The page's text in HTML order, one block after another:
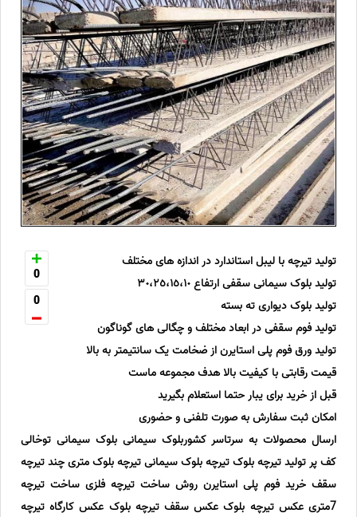
0
0
تولید تیرچه با لیبل استاندارد در اندازه های مختلف
تولید بلوک سیمانی سقفی ارتفاع ٣٠،٢٥،١٥،١٠
تولید بلوک دیواری ته بسته
تولید فوم سقفی در ابعاد مختلف و چگالی های گوناگون
تولید ورق فوم پلی استایرن از ضخامت یک سانتیمتر به بالا
قیمت رقابتی با کیفیت بالا هدف مجموعه ماست
قبل از خرید برای یبار حتما استعلام بگیرید
امکان ثبت سفارش به صورت تلفنی و حضوری
ارسال محصولات به سرتاسر کشوربلوک سیمانی بلوک سیمانی توخالی
کف پر تولید تیرچه بلوک تیرچه بلوک سیمانی تیرچه بلوک متری چند تیرچه
سقف خرید فوم پلی استایرن روش ساخت تیرچه فلزی ساخت تیرچه
7متری عکس تیرچه بلوک عکس سقف تیرچه بلوک عکس کارگاه تیرچه